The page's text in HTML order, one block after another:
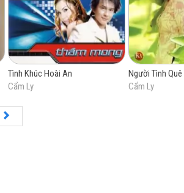
Tình Khúc Hoài An
Cẩm Ly
Người Tình Quê
Cẩm Ly